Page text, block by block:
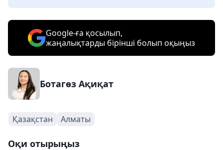
Google-ға қосылып,
жаңалықтарды бірінші болып оқыңыз
Ботагөз Ақиқат
Қазақстан Алматы
Оқи отырыңыз